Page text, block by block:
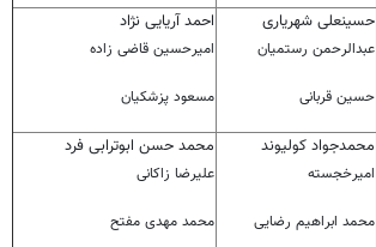
حسینعلی شهریاری
عبدالرحمن رستمیان
حسین قربانی
احمد آریایی ن‍ژاد
امیرحسین قاضی زاده
مسعود پزشکیان
محمدجواد کولیوند
امیرخجسته
محمد ابراهیم رضایی
محمد حسن ابوترابی فرد
علیرضا زاکانی
محمد مهدی مفتح